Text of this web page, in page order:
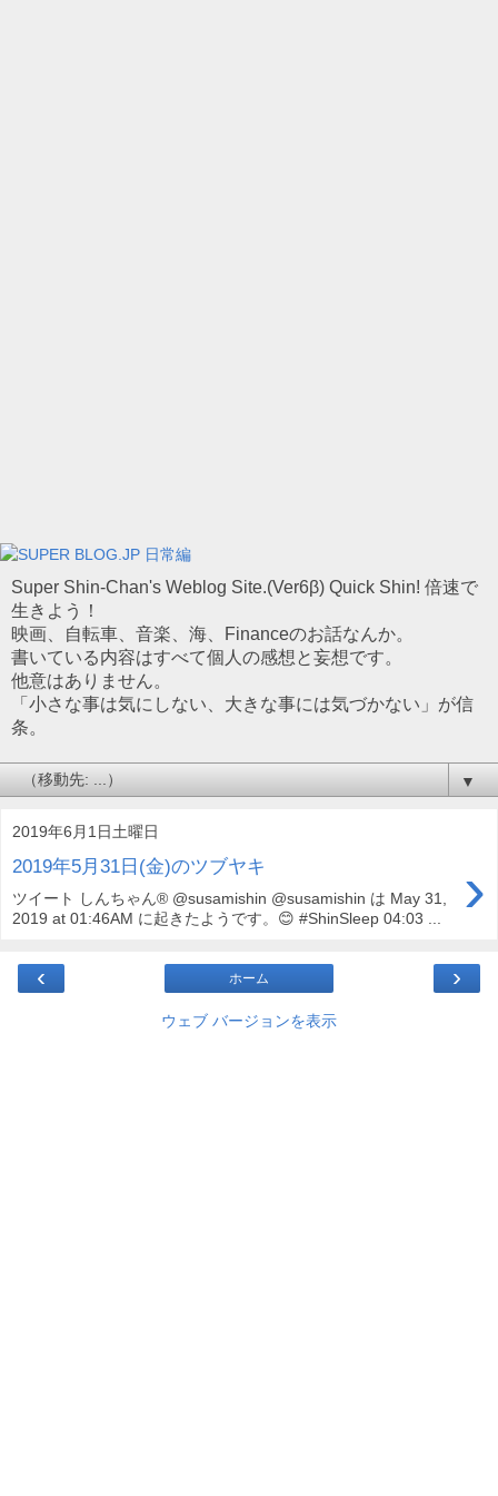
Super Shin-Chan's Weblog Site.(Ver6β) Quick Shin! 倍速で
生きよう！
映画、自転車、音楽、海、Financeのお話なんか。
書いている内容はすべて個人の感想と妄想です。
他意はありません。
「小さな事は気にしない、大きな事には気づかない」が信
条。
▼
2019年6月1日土曜日
2019年5月31日(金)のツブヤキ ›
ツイート しんちゃん® @susamishin @susamishin は May 31,
2019 at 01:46AM に起きたようです。😊 #ShinSleep 04:03 ...
‹ ›
ホーム
ウェブ バージョンを表示